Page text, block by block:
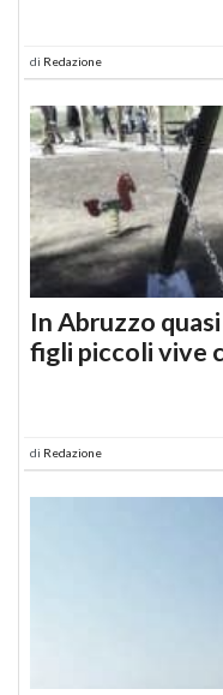
di Redazione
In Abruzzo
figli piccoli vive
di Redazione